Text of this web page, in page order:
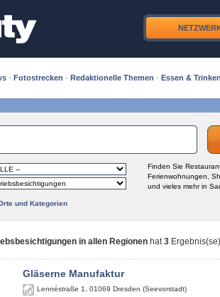
· Fotostrecken · Redaktionelle Themen · Essen &
Finden Sie
Ferienwohnungen,
und vieles mehr in
und Kategorien
in allen Regionen hat3
Gläserne Manufaktur
Lennéstraße 1 01069 Dresden (Seevorstadt)